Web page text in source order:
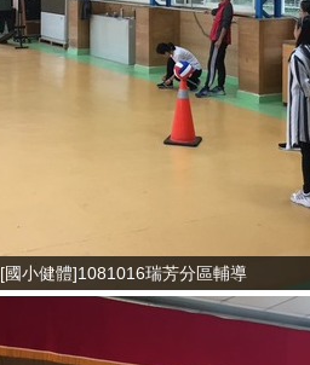
[國小健體]1081016瑞芳分區輔導